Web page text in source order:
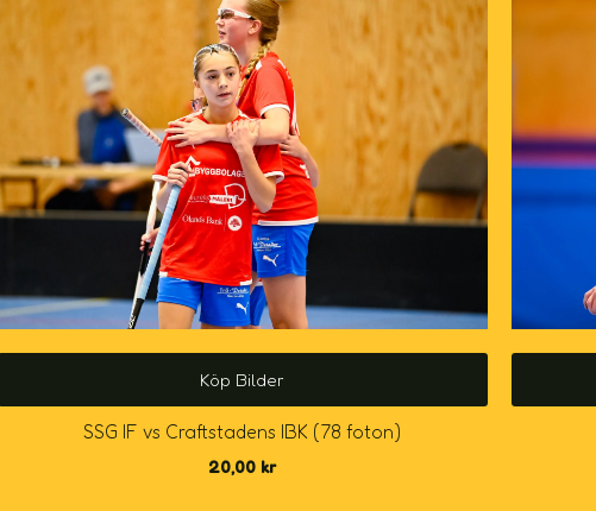
Köp Bilder
SSG IF vs Craftstadens IBK (78 foton)
20,00 kr